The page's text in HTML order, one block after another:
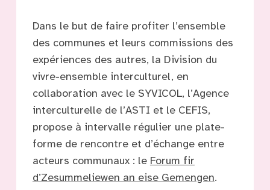
Dans le but de faire profiter l’ensemble
des communes et leurs commissions des
expériences des autres, la Division du
vivre-ensemble interculturel, en
collaboration avec le SYVICOL, l’Agence
interculturelle de l’ASTI et le CEFIS,
propose à intervalle régulier une plate-
forme de rencontre et d’échange entre
acteurs communaux : le Forum fir
d’Zesummeliewen an eise Gemengen.